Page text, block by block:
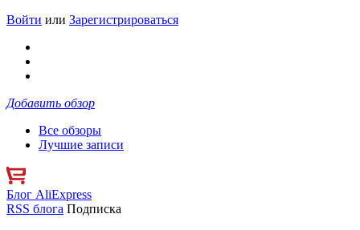
Войти или Зарегистрироваться
Добавить обзор
Все обзоры
Лучшие записи
Блог AliExpress
RSS блога Подписка